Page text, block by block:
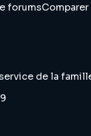
forums
de la